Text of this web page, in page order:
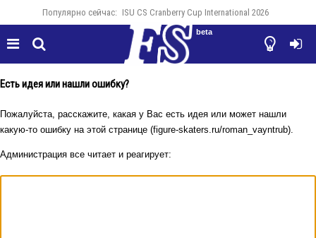
Популярно сейчас: ISU CS Cranberry Cup International 2026
  

beta
Есть идея или нашли ошибку?
Пожалуйста, расскажите, какая у Вас есть идея или может нашли
какую-то ошибку на этой странице (figure-skaters.ru/roman_vayntrub).
Администрация все читает и реагирует: